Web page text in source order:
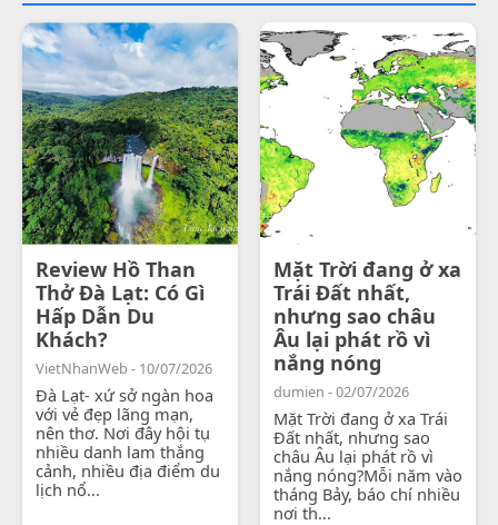
Review Hồ Than
Thở Đà Lạt: Có Gì
Hấp Dẫn Du
Khách?
VietNhanWeb - 10/07/2026
Đà Lạt- xứ sở ngàn hoa
với vẻ đẹp lãng mạn,
nên thơ. Nơi đây hội tụ
nhiều danh lam thắng
cảnh, nhiều địa điểm du
lịch nổ...
Mặt Trời đang ở xa
Trái Đất nhất,
nhưng sao châu
Âu lại phát rồ vì
nắng nóng
dumien - 02/07/2026
Mặt Trời đang ở xa Trái
Đất nhất, nhưng sao
châu Âu lại phát rồ vì
nắng nóng?Mỗi năm vào
tháng Bảy, báo chí nhiều
nơi th...